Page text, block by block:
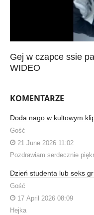
Gej w czapce ssie
WIDEO
KOMENTARZE
Doda nago w kultowym
Gość
21 June 2026 11:02
Pozdrawiam serdecznie
Dzień studenta lub seks
Gość
17 April 2026 08:09
Hejka